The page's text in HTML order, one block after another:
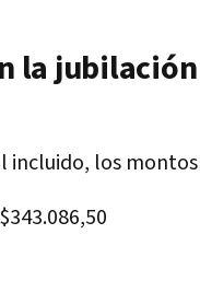
la
incluido, los